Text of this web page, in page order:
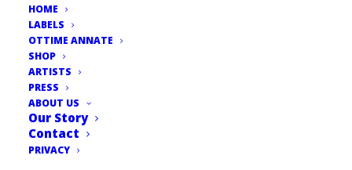
HOME
LABELS
OTTIME ANNATE
SHOP
ARTISTS
PRESS
ABOUT US
Our Story
Contact
PRIVACY